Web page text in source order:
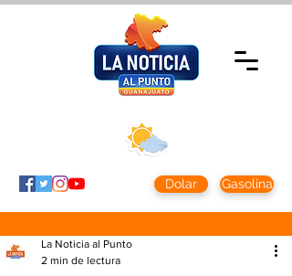
Dolar Gasolina
La Noticia al Punto
2 min de lectura